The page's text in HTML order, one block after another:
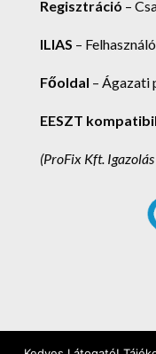
Regisztráció –
ILIAS –
Főoldal – Ágazati
EESZT
(ProFix Kft.